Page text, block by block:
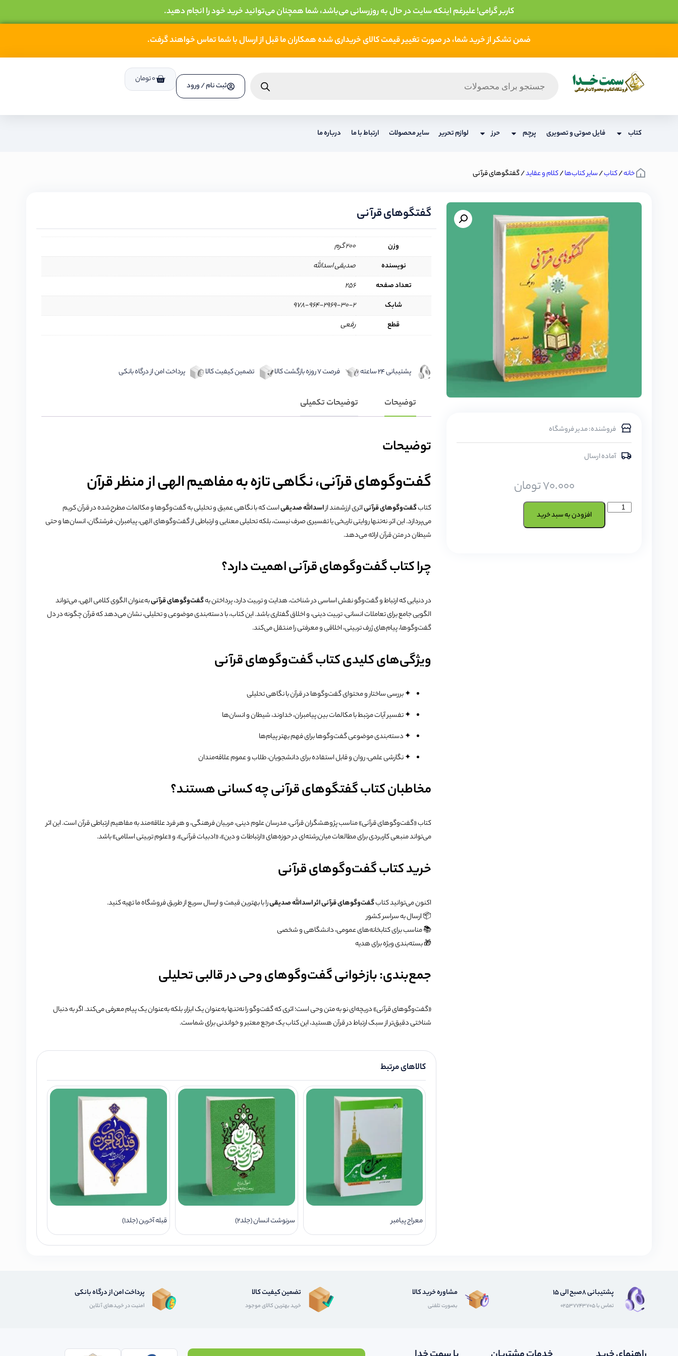
کاربر گرامی! علیرغم اینکه سایت در حال به روزرسانی می‌باشد، شما همچنان می‌توانید خرید خود را انجام دهید.
ضمن تشکر از خرید شما، در صورت تغییر قیمت کالای خریداری شده همکاران ما قبل از ارسال با شما تماس خواهند گرفت.
ثبت نام / ورود
0تومان
کتاب فایل صوتی و تصویری پرچم حرز لوازم تحریر سایر محصولات ارتباط با ما درباره ما
خانه/کتاب/سایر کتاب‌ها/کلام و عقاید/ گفتگوهای قرآنی
فروشنده: مدیر فروشگاه
آماده ارسال
70.000تومان
افزودن به سبد خرید
گفتگوهای قرآنی
وزن
200 گرم
نویسنده
صدیقی اسدالله
تعداد صفحه
256
شابک
978-964-2969-30-2
قطع
رقعی
پشتیبانی 24 ساعته فرصت 7 روزه بازگشت کالا تضمین کیفیت کالا پرداخت امن از درگاه بانکی
توضیحات توضیحات تکمیلی
توضیحات
گفت‌وگوهای قرآنی، نگاهی تازه به مفاهیم الهی از منظر قرآن
کتابگفت‌وگوهای قرآنیاثری ارزشمند ازاسدالله صدیقیاست که با نگاهی عمیق و تحلیلی به گفت‌وگوها و مکالمات مطرح‌شده در قرآن کریم
می‌پردازد. این اثر، نه‌تنها روایتی تاریخی یا تفسیری صرف نیست، بلکه تحلیلی معنایی و ارتباطی از گفت‌وگوهای الهی، پیامبران، فرشتگان، انسان‌ها و حتی
شیطان در متن قرآن ارائه می‌دهد.
چرا کتاب گفت‌وگوهای قرآنی اهمیت دارد؟
در دنیایی که ارتباط و گفت‌وگو نقش اساسی در شناخت، هدایت و تربیت دارد، پرداختن بهگفت‌وگوهای قرآنیبه‌عنوان الگوی کلامی الهی، می‌تواند
الگویی جامع برای تعاملات انسانی، تربیت دینی، و اخلاق گفتاری باشد. این کتاب، با دسته‌بندی موضوعی و تحلیلی، نشان می‌دهد که قرآن چگونه در دل
گفت‌وگوها، پیام‌های ژرف تربیتی، اخلاقی و معرفتی را منتقل می‌کند.
ویژگی‌های کلیدی کتاب گفت‌وگوهای قرآنی
✦ بررسی ساختار و محتوای گفت‌وگوها در قرآن با نگاهی تحلیلی
✦ تفسیر آیات مرتبط با مکالمات بین پیامبران، خداوند، شیطان و انسان‌ها
✦ دسته‌بندی موضوعی گفت‌وگوها برای فهم بهتر پیام‌ها
✦ نگارشی علمی، روان و قابل استفاده برای دانشجویان، طلاب و عموم علاقه‌مندان
مخاطبان کتاب گفتگوهای قرآنی چه کسانی هستند؟
کتاب «گفت‌وگوهای قرآنی» مناسب پژوهشگران قرآنی، مدرسان علوم دینی، مربیان فرهنگی، و هر فرد علاقه‌مند به مفاهیم ارتباطی قرآن است. این اثر
می‌تواند منبعی کاربردی برای مطالعات میان‌رشته‌ای در حوزه‌های «ارتباطات و دین»، «ادبیات قرآنی»، و «علوم تربیتی اسلامی» باشد.
خرید کتاب گفت‌وگوهای قرآنی
اکنون می‌توانید کتابگفت‌وگوهای قرآنی اثر اسدالله صدیقیرا با بهترین قیمت و ارسال سریع از طریق فروشگاه ما تهیه کنید.
📦 ارسال به سراسر کشور
📚 مناسب برای کتابخانه‌های عمومی، دانشگاهی و شخصی
🎁 بسته‌بندی ویژه برای هدیه
جمع‌بندی: بازخوانی گفت‌وگوهای وحی در قالبی تحلیلی
«گفت‌وگوهای قرآنی» دریچه‌ای نو به متن وحی است؛ اثری که گفت‌وگو را نه‌تنها به‌عنوان یک ابزار، بلکه به‌عنوان یک پیام معرفی می‌کند. اگر به دنبال
شناختی دقیق‌تر از سبک ارتباط در قرآن هستید، این کتاب یک مرجع معتبر و خواندنی برای شماست.
کالاهای مرتبط
معراج پیامبر سرنوشت انسان (جلد2) قبله آخرین (جلد1)
پشتیبانی 8صبح الی 15
تماس با 02537743705
مشاوره خرید کالا
بصورت تلفنی
تضمین کیفیت کالا
خرید بهترین کالای موجود
پرداخت امن از درگاه بانکی
امنیت در خریدهای آنلاین